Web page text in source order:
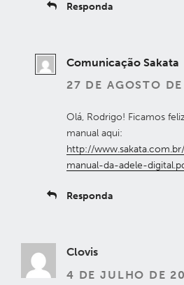
Responda
Comunicação Sakata
27 DE AGOSTO
Olá, Rodrigo! Ficamos
manual aqui:
http://
manual-da-adele-
Responda
Clovis
4 DE JULHO DE